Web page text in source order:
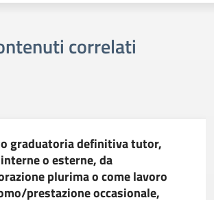
correlati
graduatoria definitiva tutor,
o esterne, da
plurima o come lavoro
prestazione occasionale,